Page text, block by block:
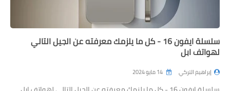
سلسلة ايفون 16 - كل ما يلزمك معرفته عن الجيل التالي
لهواتف ابل
إبراهيم التركي